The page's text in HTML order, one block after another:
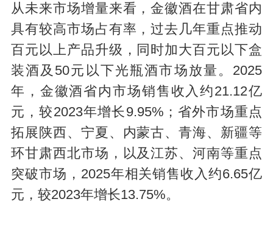
从未来市场增量来看，金徽酒在甘肃省内
具有较高市场占有率，过去几年重点推动
百元以上产品升级，同时加大百元以下盒
装酒及50元以下光瓶酒市场放量。2025
年，金徽酒省内市场销售收入约21.12亿
元，较2023年增长9.95%；省外市场重点
拓展陕西、宁夏、内蒙古、青海、新疆等
环甘肃西北市场，以及江苏、河南等重点
突破市场，2025年相关销售收入约6.65亿
元，较2023年增长13.75%。